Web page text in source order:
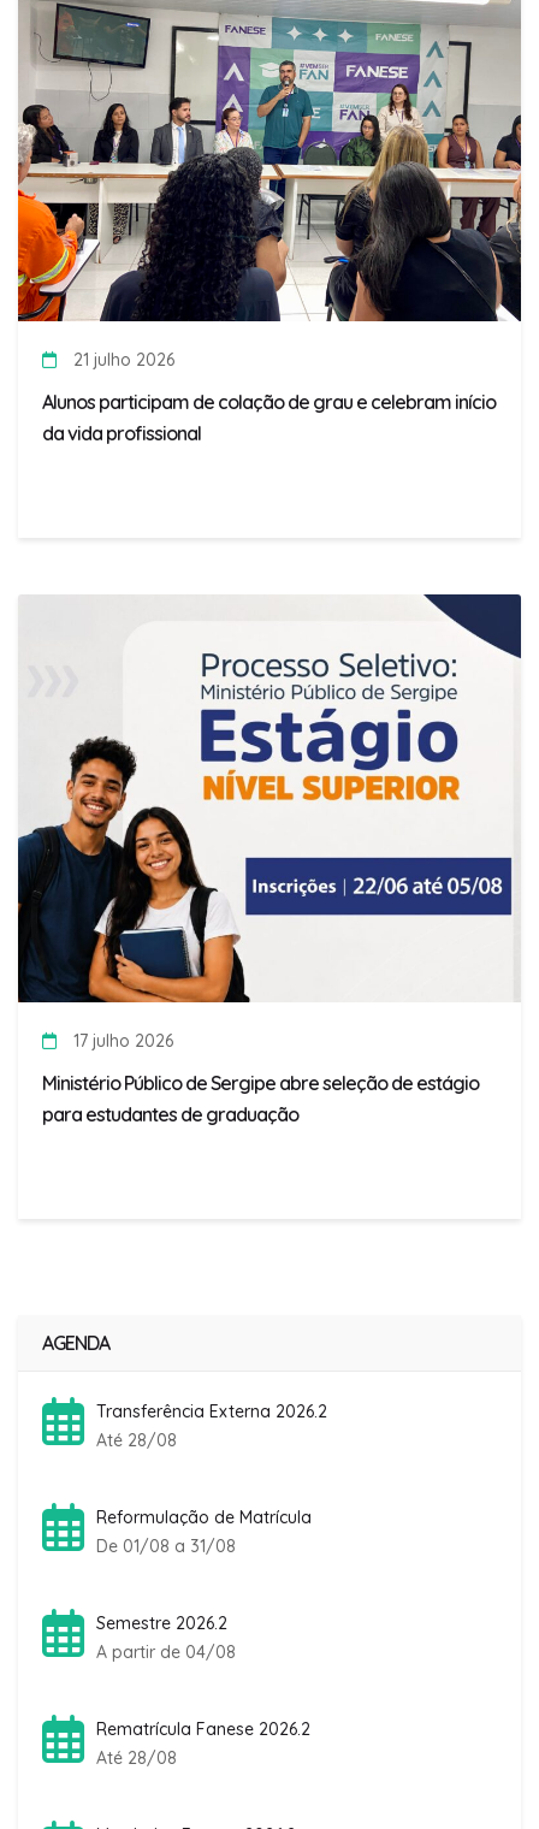
21 julho 2026
Alunos participam de colação de grau e celebram início
da vida profissional
17 julho 2026
Ministério Público de Sergipe abre seleção de estágio
para estudantes de graduação
AGENDA
Transferência Externa 2026.2
Até 28/08
Reformulação de Matrícula
De 01/08 a 31/08
Semestre 2026.2
A partir de 04/08
Rematrícula Fanese 2026.2
Até 28/08